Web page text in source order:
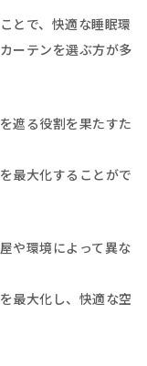
とで、快適な睡眠環
ーテンを選ぶ方が多
遮る役割を果たすた
最大化することがで
や環境によって異な
最大化し、快適な空